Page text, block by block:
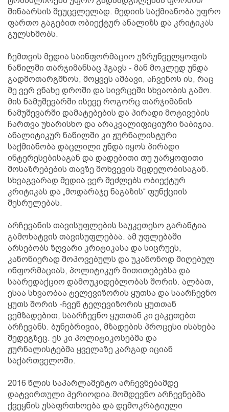
შინაარსის შეუცვლელად. მედიის საქმიანობა უფრო
ფართო გაგებით ობიექტურ ანალიზს და კრიტიკას
გულსხმობს.
ჩემთვის მედია საინფორმაციო უზრუნველყოფის
ნაწილში თარჯიმანსაც ჰგავს - მან მოკლედ უნდა
გადმოთარგმნოს, მოყვეს ამბავი, აჩვენოს ის, რაც
მე ვერ ვნახე დროში და სივრცეში სხვაობის გამო.
მის ნამუშევარში ისევე როგორც თარჯიმანის
ნამუშევარში დამატებების და პირადი მოტივების
ჩართვა უხარისხო და არაკვალიფიციური ნაბიჯია.
ანალიტიკურ ნაწილში კი ჟურნალისტური
საქმიანობა დაცლილი უნდა იყოს პირადი
ინტერესებისაგან და დადებითი თუ უარყოფითი
მოსაზრებების თავზე მოხვევის მცდელობისაგან.
სხვაგვარად მედია ვერ შეძლებს ობიექტურ
კრიტიკას და „მოდარაჯე ნაგაზის“ ფუნქციის
შესრულებას.
არჩევანის თავისუფლების საუკეთესო გარანტია
გამოხატვის თავისუფლებაა. ამ უფლებაში
არსებობს ზღვარი კრიტიკასა და სიცრუეს,
კანონიერად მოპოვებულს და უკანონოდ მიღებულ
ინფორმაციას, პოლიტიკურ მითითებებსა და
საარედაქციო დამოუკიდებლობას შორის. ალბათ,
ესაა სხვაობაა ტელევიზორის ყუთსა და საარჩევნო
ყუთს შორის -ჩვენ ტელევიზორის ყუთთან
ვემზადებით, საარჩევნო ყუთთან კი ვაკეთებთ
არჩევანს. ბუნებრივია, მზადების პროცესი ისახება
შედეგზეც. ეს კი პოლიტიკოსებმა და
ჟურნალისტებმა ყველაზე კარგად იციან
საქართველოში.
2016 წლის საპარლამენტო არჩევნებამდე
დატვირთული პერიოდია.მომდევნო არჩევნებმა
ქვეყნის უსაფრთხოება და დემოკრატიული